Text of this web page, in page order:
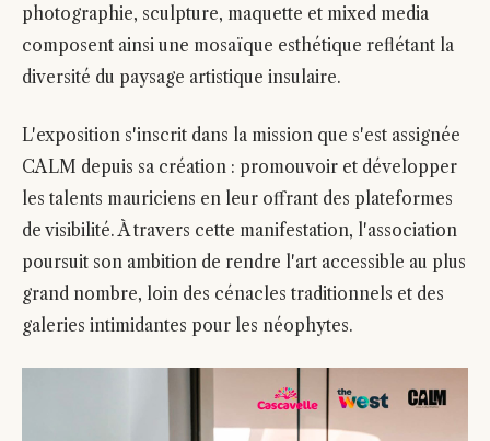
photographie, sculpture, maquette et mixed media
composent ainsi une mosaïque esthétique reflétant la
diversité du paysage artistique insulaire.
L'exposition s'inscrit dans la mission que s'est assignée
CALM depuis sa création : promouvoir et développer
les talents mauriciens en leur offrant des plateformes
de visibilité. À travers cette manifestation, l'association
poursuit son ambition de rendre l'art accessible au plus
grand nombre, loin des cénacles traditionnels et des
galeries intimidantes pour les néophytes.